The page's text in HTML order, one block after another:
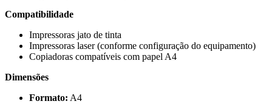
Compatibilidade
Impressoras jato de tinta
Impressoras laser (conforme configuração do equipamento)
Copiadoras compatíveis com papel A4
Dimensões
Formato: A4